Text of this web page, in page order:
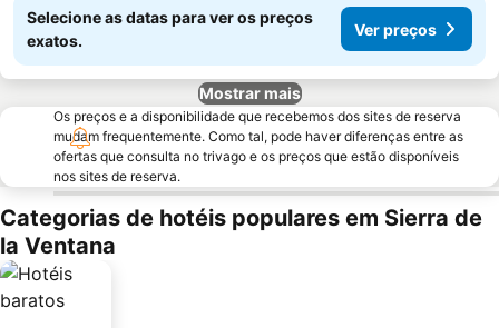
Selecione as datas para ver os preços
exatos.
Ver preços
Mostrar mais
Os preços e a disponibilidade que recebemos dos sites de reserva
mudam frequentemente. Como tal, pode haver diferenças entre as
ofertas que consulta no trivago e os preços que estão disponíveis
nos sites de reserva.
Categorias de hotéis populares em Sierra de
la Ventana